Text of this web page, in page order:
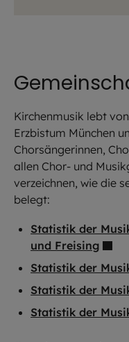
Kirchenmusik lebt
Erzbistum München
Chorsängerinnen,
allen Chor- und
verzeichnen, wie die
belegt:
Statistik der
und Freising
Statistik der
Statistik der
Statistik der